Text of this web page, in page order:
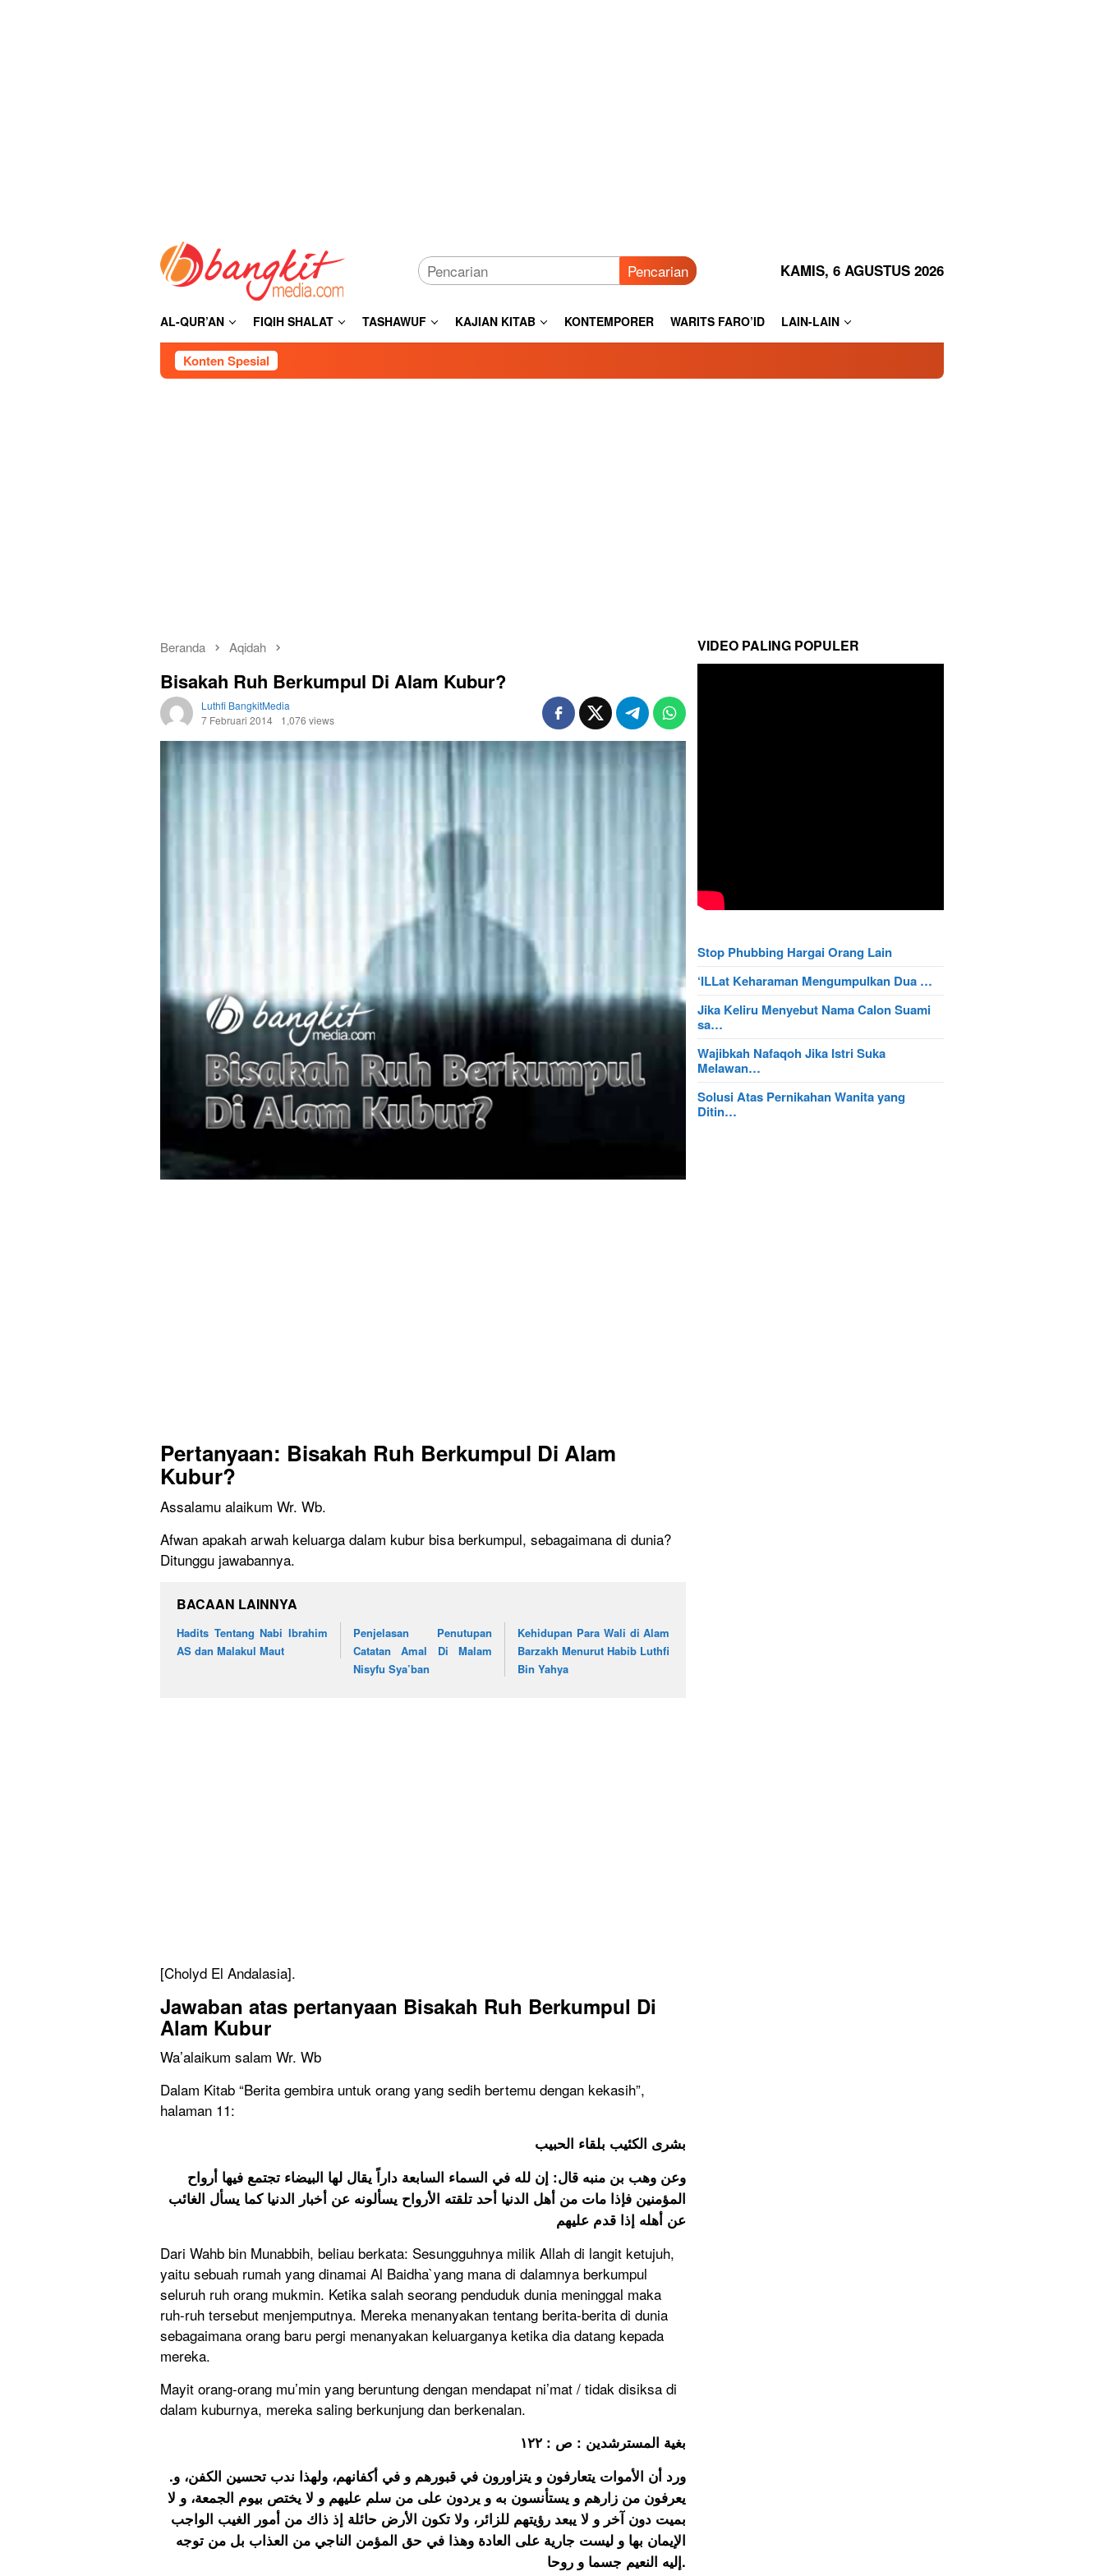
Pencarian KAMIS, 6 AGUSTUS 2026
AL-QUR’AN FIQIH SHALAT TASHAWUF KAJIAN KITAB KONTEMPORER WARITS FARO’ID LAIN-LAIN
Konten Spesial
Beranda Aqidah
Bisakah Ruh Berkumpul Di Alam Kubur?
Luthfi BangkitMedia
7 Februari 2014
1,076 views
Pertanyaan: Bisakah Ruh Berkumpul Di Alam
Kubur?
Assalamu alaikum Wr. Wb.
Afwan apakah arwah keluarga dalam kubur bisa berkumpul, sebagaimana di dunia?
Ditunggu jawabannya.
BACAAN LAINNYA
Hadits Tentang Nabi Ibrahim
AS dan Malakul Maut
Penjelasan Penutupan
Catatan Amal Di Malam
Nisyfu Sya’ban
Kehidupan Para Wali di Alam
Barzakh Menurut Habib Luthfi
Bin Yahya
[Cholyd El Andalasia].
Jawaban atas pertanyaan Bisakah Ruh Berkumpul Di
Alam Kubur
Wa’alaikum salam Wr. Wb
Dalam Kitab “Berita gembira untuk orang yang sedih bertemu dengan kekasih”,
halaman 11:
بشرى الكئيب بلقاء الحبيب
وعن وهب بن منبه قال: إن لله في السماء السابعة داراً يقال لها البيضاء تجتمع فيها أرواح
المؤمنين فإذا مات من أهل الدنيا أحد تلقته الأرواح يسألونه عن أخبار الدنيا كما يسأل الغائب
عن أهله إذا قدم عليهم
Dari Wahb bin Munabbih, beliau berkata: Sesungguhnya milik Allah di langit ketujuh,
yaitu sebuah rumah yang dinamai Al Baidha`yang mana di dalamnya berkumpul
seluruh ruh orang mukmin. Ketika salah seorang penduduk dunia meninggal maka
ruh-ruh tersebut menjemputnya. Mereka menanyakan tentang berita-berita di dunia
sebagaimana orang baru pergi menanyakan keluarganya ketika dia datang kepada
mereka.
Mayit orang-orang mu’min yang beruntung dengan mendapat ni’mat / tidak disiksa di
dalam kuburnya, mereka saling berkunjung dan berkenalan.
بغية المسترشدين : ص : ١٢٢
.ورد أن الأموات يتعارفون و يتزاورون في قبورهم و في أكفانهم، ولهذا ندب تحسين الكفن، و
يعرفون من زارهم و يستأنسون به و يردون على من سلم عليهم و لا يختص بيوم الجمعة، و لا
بميت دون آخر و لا يبعد رؤيتهم للزائر، ولا تكون الأرض حائلة إذ ذاك من أمور الغيب الواجب
الإيمان بها و ليست جارية على العادة وهذا في حق المؤمن الناجي من العذاب بل من توجه
إليه النعيم جسما و روحا.
VIDEO PALING POPULER
Stop Phubbing Hargai Orang Lain
‘ILLat Keharaman Mengumpulkan Dua …
Jika Keliru Menyebut Nama Calon Suami
sa…
Wajibkah Nafaqoh Jika Istri Suka
Melawan…
Solusi Atas Pernikahan Wanita yang
Ditin…